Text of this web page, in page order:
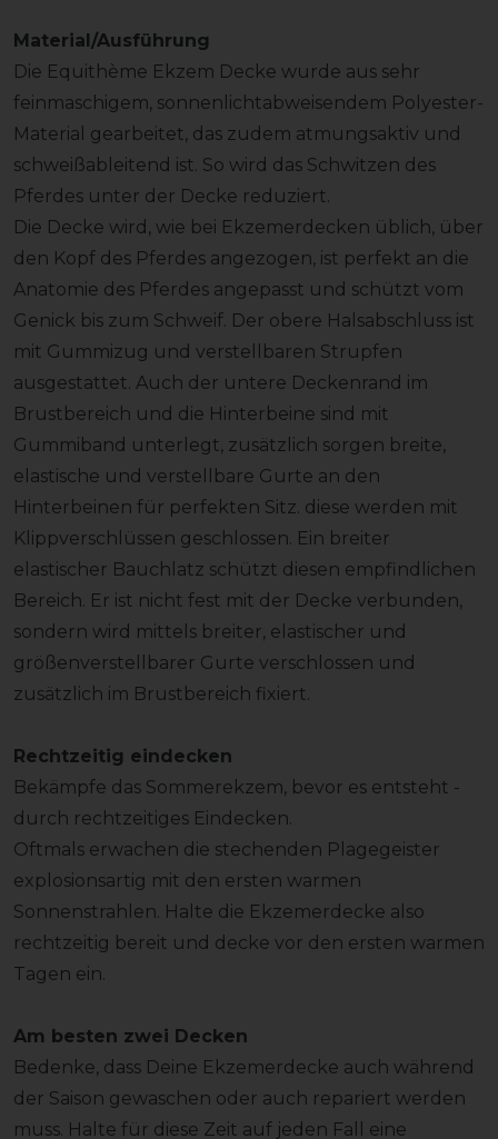
Material/Ausführung
Die Equithème Ekzem Decke wurde aus sehr
feinmaschigem, sonnenlichtabweisendem Polyester-
Material gearbeitet, das zudem atmungsaktiv und
schweißableitend ist. So wird das Schwitzen des
Pferdes unter der Decke reduziert.
Die Decke wird, wie bei Ekzemerdecken üblich, über
den Kopf des Pferdes angezogen, ist perfekt an die
Anatomie des Pferdes angepasst und schützt vom
Genick bis zum Schweif. Der obere Halsabschluss ist
mit Gummizug und verstellbaren Strupfen
ausgestattet. Auch der untere Deckenrand im
Brustbereich und die Hinterbeine sind mit
Gummiband unterlegt, zusätzlich sorgen breite,
elastische und verstellbare Gurte an den
Hinterbeinen für perfekten Sitz. diese werden mit
Klippverschlüssen geschlossen. Ein breiter
elastischer Bauchlatz schützt diesen empfindlichen
Bereich. Er ist nicht fest mit der Decke verbunden,
sondern wird mittels breiter, elastischer und
größenverstellbarer Gurte verschlossen und
zusätzlich im Brustbereich fixiert.
Rechtzeitig eindecken
Bekämpfe das Sommerekzem, bevor es entsteht -
durch rechtzeitiges Eindecken.
Oftmals erwachen die stechenden Plagegeister
explosionsartig mit den ersten warmen
Sonnenstrahlen. Halte die Ekzemerdecke also
rechtzeitig bereit und decke vor den ersten warmen
Tagen ein.
Am besten zwei Decken
Bedenke, dass Deine Ekzemerdecke auch während
der Saison gewaschen oder auch repariert werden
muss. Halte für diese Zeit auf jeden Fall eine